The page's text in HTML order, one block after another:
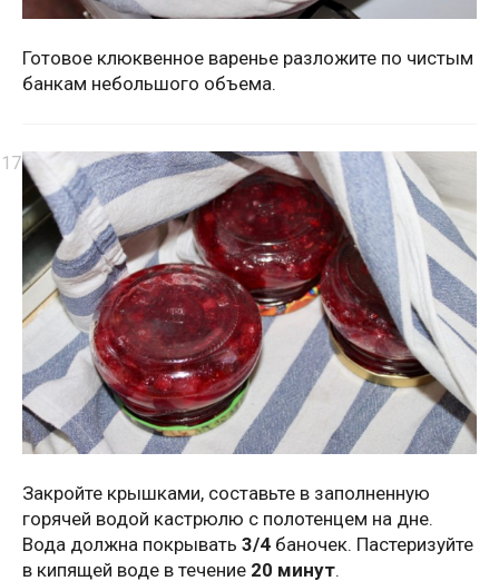
Готовое клюквенное варенье разложите по чистым
банкам небольшого объема.
Закройте крышками, составьте в заполненную
горячей водой кастрюлю с полотенцем на дне.
Вода должна покрывать 3/4 баночек. Пастеризуйте
в кипящей воде в течение 20 минут.